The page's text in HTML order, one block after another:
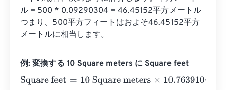
ル = 500 * 0.09290304 = 46.45152平方メートル
つまり、500平方フィートはおよそ46.45152平方
メートルに相当します。
例: 変換する 10 Square meters に Square feet
Square feet= 10 Square meters×10.76391041671=